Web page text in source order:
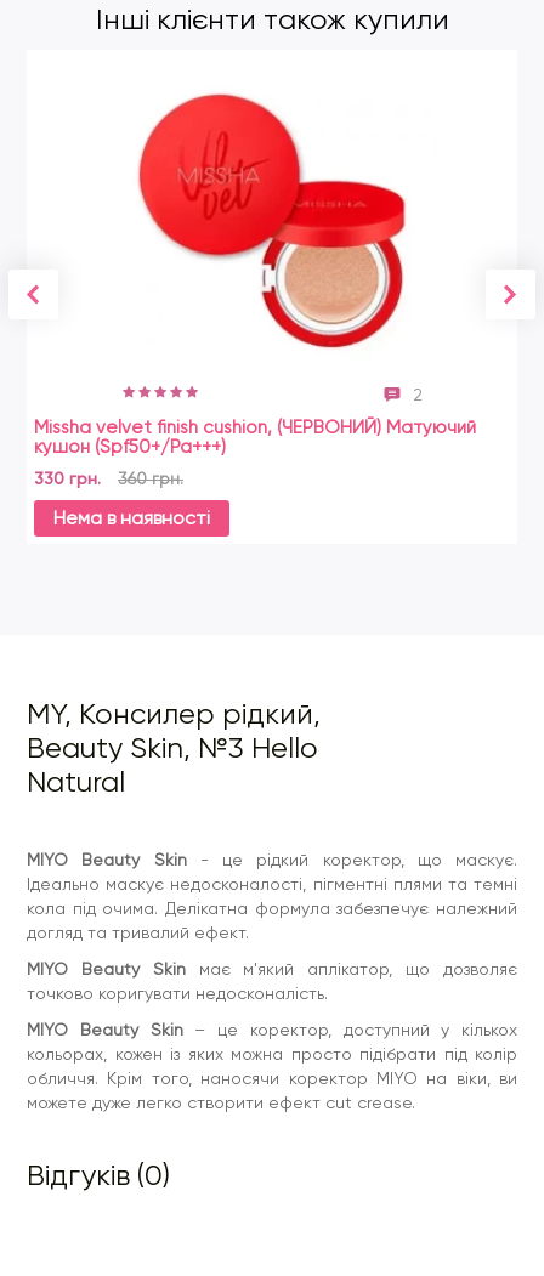
Інші клієнти також купили
2
Missha velvet finish cushion, (ЧЕРВОНИЙ) Матуючий
кушон (Spf50+/Pa+++)
330 грн. 360 грн.
Нема в наявності
MY, Консилер рідкий,
Beauty Skin, №3 Hello
Natural
MIYO Beauty Skin- це рідкий коректор, що маскує.
Ідеально маскує недосконалості, пігментні плями та темні
кола під очима. Делікатна формула забезпечує належний
догляд та тривалий ефект.
MIYO Beauty Skinмає м'який аплікатор, що дозволяє
точково коригувати недосконалість.
MIYO Beauty Skin– це коректор, доступний у кількох
кольорах, кожен із яких можна просто підібрати під колір
обличчя. Крім того, наносячи коректор MIYO на віки, ви
можете дуже легко створити ефект cut crease.
Відгуків (0)